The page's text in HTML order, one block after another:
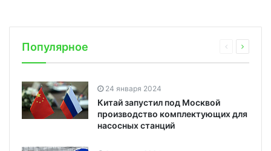
Популярное
24 января 2024
Китай запустил под Москвой
производство комплектующих для
насосных станций